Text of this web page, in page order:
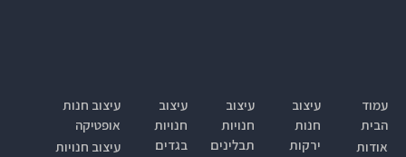
עמוד
הבית
אודות
עיצוב
חנות
ירקות
עיצוב
חנויות
תבלינים
עיצוב
חנויות
בגדים
עיצוב חנות
אופטיקה
עיצוב חנויות